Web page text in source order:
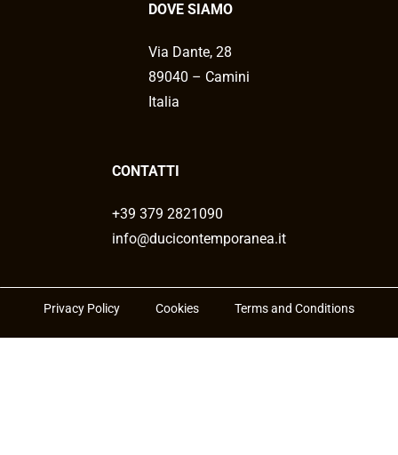
DOVE SIAMO
Via Dante, 28
89040 – Camini
Italia
CONTATTI
+39 379 2821090
info@ducicontemporanea.it
Privacy Policy Cookies Terms and Conditions